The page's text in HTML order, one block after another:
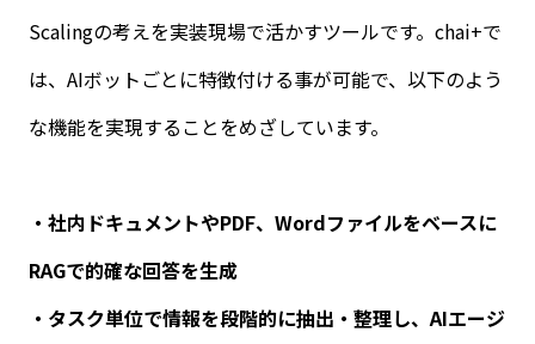
Scalingの考えを実装現場で活かすツールです。chai+で
は、AIボットごとに特徴付ける事が可能で、以下のよう
な機能を実現することをめざしています。
・社内ドキュメントやPDF、 Wordファイルをベースに
RAGで的確な回答を生成
・タスク単位で情報を段階的に抽出・整理し、AIエージ